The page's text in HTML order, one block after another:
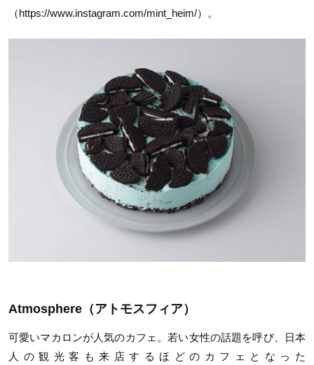
（https://www.instagram.com/mint_heim/）。
Atmosphere（アトモスフィア）
可愛いマカロンが人気のカフェ。若い女性の話題を呼び、日本
人の観光客も来店するほどのカフェとなった